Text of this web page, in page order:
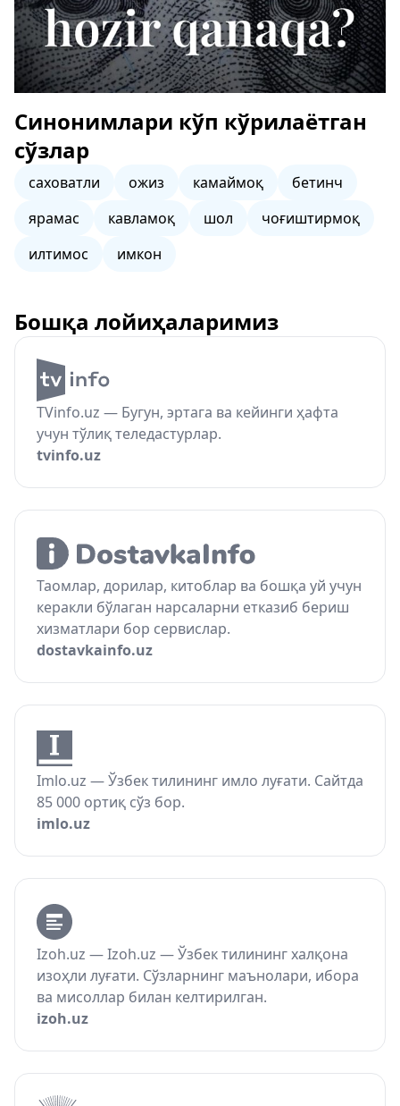
Синонимлари кўп кўрилаётган
сўзлар
саховатли ожиз камаймоқ
бетинч
ярамас
кавламоқ шол
чоғиштирмоқ
илтимос
имкон
Бошқа лойиҳаларимиз
TVinfo.uz — Бугун, эртага ва кейинги ҳафта
учун тўлиқ теледастурлар.
tvinfo.uz
Таомлар, дорилар, китоблар ва бошқа уй учун
керакли бўлаган нарсаларни етказиб бериш
хизматлари бор сервислар.
dostavkainfo.uz
Imlo.uz — Ўзбек тилининг имло луғати. Сайтда
85 000 ортиқ сўз бор.
imlo.uz
Izoh.uz — Izoh.uz — Ўзбек тилининг халқона
изоҳли луғати. Сўзларнинг маънолари, ибора
ва мисоллар билан келтирилган.
izoh.uz